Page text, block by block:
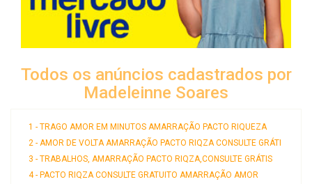
Todos os anúncios cadastrados por
Madeleinne Soares
1 - TRAGO AMOR EM MINUTOS AMARRAÇÃO PACTO RIQUEZA
2 - AMOR DE VOLTA AMARRAÇÃO PACTO RIQZA CONSULTE GRÁTI
3 - TRABALHOS, AMARRAÇÃO PACTO RIQZA,CONSULTE GRÁTIS
4 - PACTO RIQZA CONSULTE GRATUITO AMARRAÇÃO AMOR